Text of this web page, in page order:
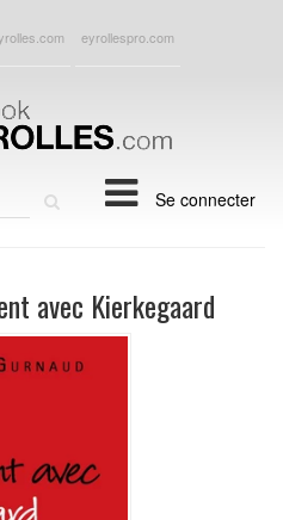
eyrollespro.com
Se connecter
avec Kierkegaard